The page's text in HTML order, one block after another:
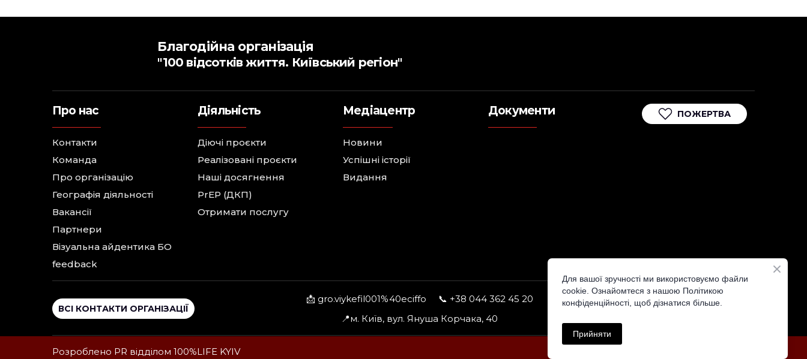
Благодійна організація
"100 відсотків життя. Київський регіон"
Про нас
Контакти
Команда
Про організацію
Географія діяльності
Вакансії
Партнери
Візуальна айдентика БО
feedback
Діяльність
Діючі проєкти
Реалізовані проєкти
Наші досягнення
PrEP (ДКП)
Отримати послугу
Медіацентр
Новини
Успішні історії
Видання
Документи ПОЖЕРТВА
ВСІ КОНТАКТИ ОРГАНІЗАЦІЇ
📩 gro.viykefil001%40eciffo
📞 +38 044 362 45 20
📍м. Київ, вул. Януша Корчака, 40
Розроблено PR відділом 100%LIFE KYIV
Для вашої зручності ми використовуємо файли
cookie. Ознайомтеся з нашою Політикою
конфіденційності, щоб дізнатися більше.
Прийняти